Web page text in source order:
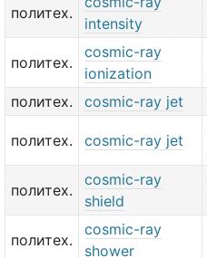
политех.
intensity
политех.
cosmic-ray
ionization
политех.
cosmic-ray jet
политех. cosmic-ray jet
политех.
cosmic-ray
shield
политех.
cosmic-ray
shower